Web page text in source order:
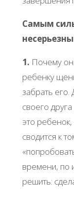
Самым
1. Почему он
ребенку
забрать его.
своего
это
сводится к
времени, по
решить: